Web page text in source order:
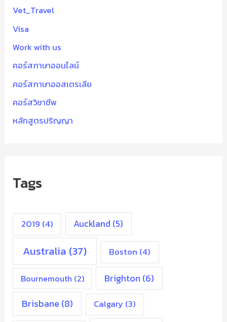
Vet_Travel
Visa
Work with us
คอร์สภาษาออนไลน์
คอร์สภาษาออสเตรเลีย
คอร์สวิชาชีพ
หลักสูตรปริญญา
Tags
2019 (4) Auckland (5)
Australia (37) Boston (4)
Bournemouth (2) Brighton (6)
Brisbane (8) Calgary (3)